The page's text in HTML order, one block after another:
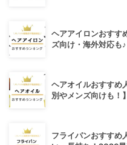
ヘアアイロンおすす
ズ向け・海外対応も♪
ヘアオイルおすすめ
別やメンズ向けも！】
フライパンおすすめ